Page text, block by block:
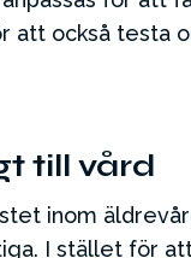
att också testa
till vård
inom
I stället för